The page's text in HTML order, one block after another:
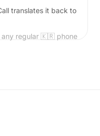
translates it back to
any regular 🇰🇷 phone